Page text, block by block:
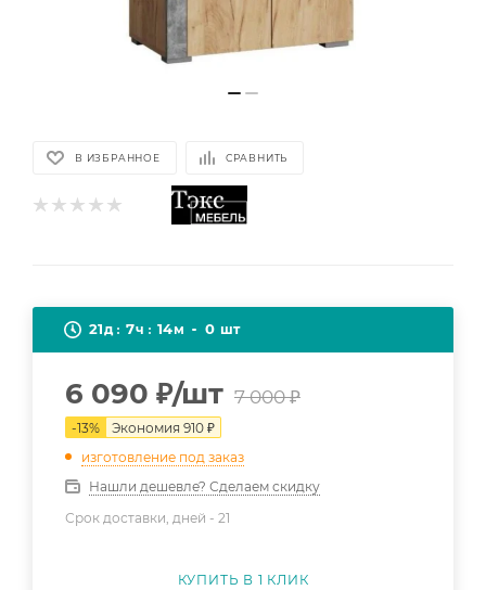
В ИЗБРАННОЕ СРАВНИТЬ
21д 7ч 14м 0 шт
6 090 ₽/шт 7 000₽
-13% Экономия 910 ₽
изготовление под заказ
Нашли дешевле? Сделаем скидку
Срок доставки, дней - 21
КУПИТЬ В 1 КЛИК